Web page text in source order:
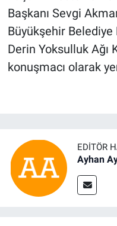
Başkanı Sevgi
Büyükşehir Belediye
Derin Yoksulluk Ağı
konuşmacı olarak
EDITÖR
Ayhan